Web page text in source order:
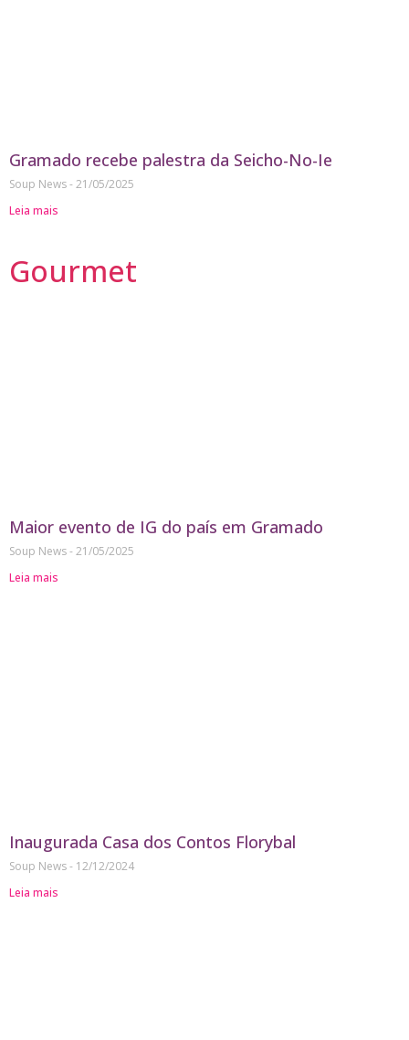
Gramado recebe palestra da Seicho-No-Ie
Soup News 21/05/2025
Leia mais
Gourmet
Maior evento de IG do país em Gramado
Soup News 21/05/2025
Leia mais
Inaugurada Casa dos Contos Florybal
Soup News
12/12/2024
Leia mais